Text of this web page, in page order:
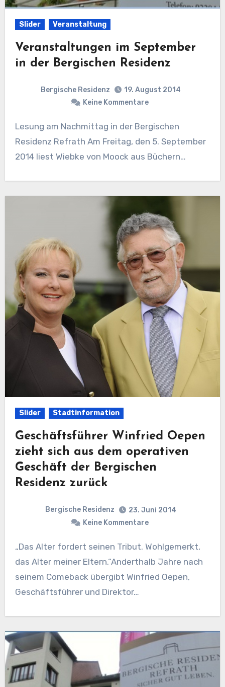
Slider Veranstaltung
Veranstaltungen im September
in der Bergischen Residenz
Bergische Residenz
19. August 2014
Keine Kommentare
Lesung am Nachmittag in der Bergischen
Residenz Refrath Am Freitag, den 5. September
2014 liest Wiebke von Moock aus Büchern…
Slider Stadtinformation
Geschäftsführer Winfried Oepen
zieht sich aus dem operativen
Geschäft der Bergischen
Residenz zurück
Bergische Residenz
23. Juni 2014
Keine Kommentare
„Das Alter fordert seinen Tribut. Wohlgemerkt,
das Alter meiner Eltern.“Anderthalb Jahre nach
seinem Comeback übergibt Winfried Oepen,
Geschäftsführer und Direktor…